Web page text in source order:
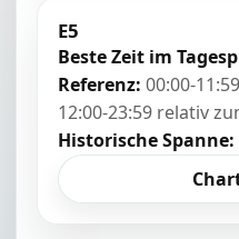
E5
Beste Zeit im
Referenz: 00:00-
12:00-23:59 relativ
Historische Spanne: